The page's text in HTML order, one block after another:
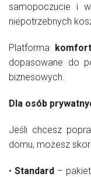
samopoczucie i
niepotrzebnych
Platforma
dopasowane do
biznesowych.
Dla osób
Jeśli chcesz
domu, możesz
• Standard –